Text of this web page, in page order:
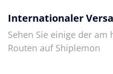
Internationaler
Sehen Sie einige der
Routen auf Shiplemon